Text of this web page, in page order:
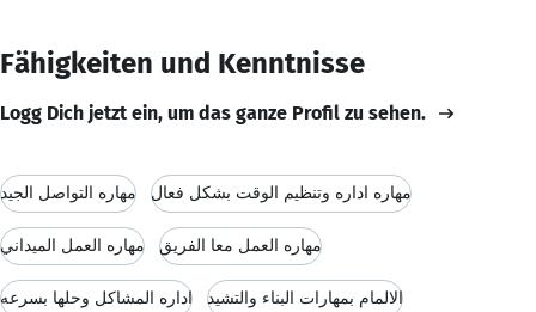
Fähigkeiten und Kenntnisse
Logg Dich jetzt ein, um das ganze Profil zu sehen.
مهاره التواصل الجيد مهاره اداره وتنظيم الوقت بشكل فعال
مهاره العمل الميداني مهاره العمل معا الفريق
اداره المشاكل وحلها بسرعه الالمام بمهارات البناء والتشيد